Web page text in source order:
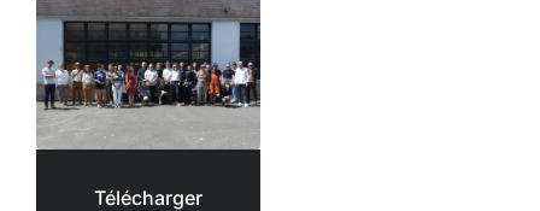
Télécharger